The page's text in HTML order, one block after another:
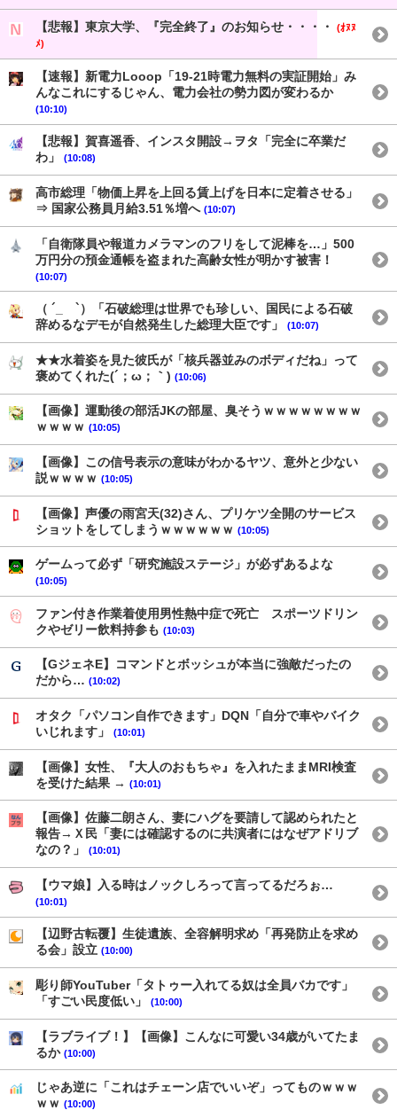
【悲報】東京大学、『完全終了』のお知らせ・・・・
(ｵﾇﾇ
ﾒ)
【速報】新電力Looop「19-21時電力無料の実証開始」み
んなこれにするじゃん、電力会社の勢力図が変わるか
(10:10)
【悲報】賀喜遥香、インスタ開設→ヲタ「完全に卒業だ
わ」
(10:08)
高市総理「物価上昇を上回る賃上げを日本に定着させる」
⇒ 国家公務員月給3.51％増へ (10:07)
「自衛隊員や報道カメラマンのフリをして泥棒を…」500
万円分の預金通帳を盗まれた高齢女性が明かす被害！
(10:07)
（ ´_ゝ`）「石破総理は世界でも珍しい、国民による石破
辞めるなデモが自然発生した総理大臣です」
(10:07)
★★水着姿を見た彼氏が「核兵器並みのボディだね」って
褒めてくれた(´；ω；｀) (10:06)
【画像】運動後の部活JKの部屋、臭そうｗｗｗｗｗｗｗｗ
ｗｗｗｗ (10:05)
【画像】この信号表示の意味がわかるヤツ、意外と少ない
説ｗｗｗｗ (10:05)
【画像】声優の雨宮天(32)さん、プリケツ全開のサービス
ショットをしてしまうｗｗｗｗｗｗ (10:05)
ゲームって必ず「研究施設ステージ」が必ずあるよな
(10:05)
ファン付き作業着使用男性熱中症で死亡 スポーツドリン
クやゼリー飲料持参も (10:03)
【GジェネE】コマンドとボッシュが本当に強敵だったの
だから… (10:02)
オタク「パソコン自作できます」DQN「自分で車やバイク
いじれます」
(10:01)
【画像】女性、『大人のおもちゃ』を入れたままMRI検査
を受けた結果 → (10:01)
【画像】佐藤二朗さん、妻にハグを要請して認められたと
報告→Ｘ民「妻には確認するのに共演者にはなぜアドリブ
なの？」
(10:01)
【ウマ娘】入る時はノックしろって言ってるだろぉ…
(10:01)
【辺野古転覆】生徒遺族、全容解明求め「再発防止を求め
る会」設立 (10:00)
彫り師YouTuber「タトゥー入れてる奴は全員バカです」
「すごい民度低い」
(10:00)
【ラブライブ！】【画像】こんなに可愛い34歳がいてたま
るか (10:00)
じゃあ逆に「これはチェーン店でいいぞ」ってものｗｗｗ
ｗｗ (10:00)